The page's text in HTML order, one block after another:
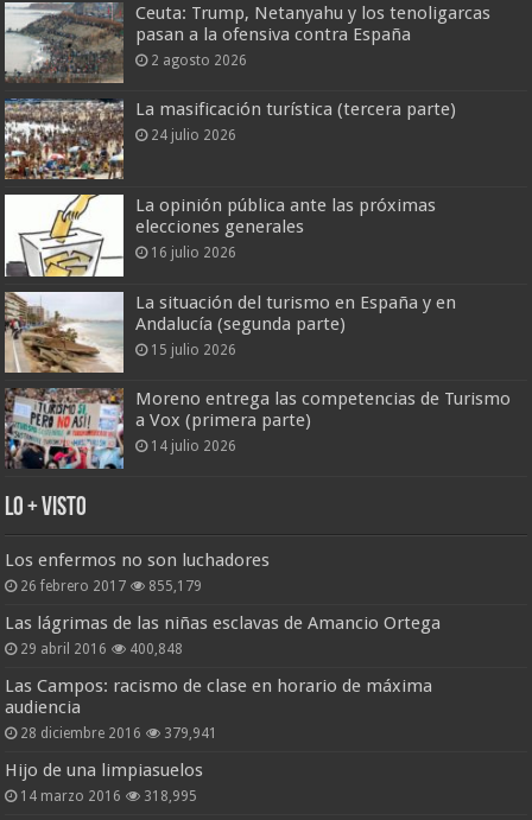
Ceuta: Trump, Netanyahu y los tenoligarcas
pasan a la ofensiva contra España
2 agosto 2026
La masificación turística (tercera parte)
24 julio 2026
La opinión pública ante las próximas
elecciones generales
16 julio 2026
La situación del turismo en España y en
Andalucía (segunda parte)
15 julio 2026
Moreno entrega las competencias de Turismo
a Vox (primera parte)
14 julio 2026
Lo + Visto
Los enfermos no son luchadores
26 febrero 2017 855,179
Las lágrimas de las niñas esclavas de Amancio Ortega
29 abril 2016 400,848
Las Campos: racismo de clase en horario de máxima
audiencia
28 diciembre 2016 379,941
Hijo de una limpiasuelos
14 marzo 2016 318,995